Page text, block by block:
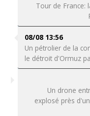
Tour de France:
08/08 13:56
Un pétrolier de la
le détroit d'Ormuz
Un drone
explosé près